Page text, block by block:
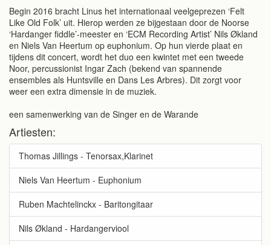
Begin 2016 bracht Linus het internationaal veelgeprezen ‘Felt
Like Old Folk’ uit. Hierop werden ze bijgestaan door de Noorse
‘Hardanger fiddle’-meester en ‘ECM Recording Artist’ Nils Økland
en Niels Van Heertum op euphonium. Op hun vierde plaat en
tijdens dit concert, wordt het duo een kwintet met een tweede
Noor, percussionist Ingar Zach (bekend van spannende
ensembles als Huntsville en Dans Les Arbres). Dit zorgt voor
weer een extra dimensie in de muziek.
een samenwerking van de Singer en de Warande
Artiesten:
Thomas Jillings - Tenorsax,Klarinet
Niels Van Heertum - Euphonium
Ruben Machtelinckx - Baritongitaar
Nils Økland - Hardangerviool